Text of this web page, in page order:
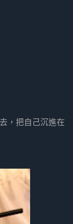
，把自己沉進在